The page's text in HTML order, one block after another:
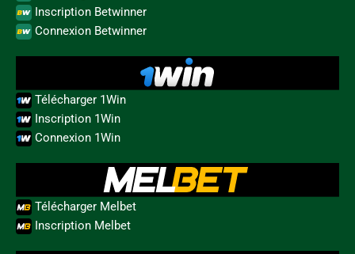
Inscription Betwinner
Connexion Betwinner
Télécharger 1Win
Inscription 1Win
Connexion 1Win
Télécharger Melbet
Inscription Melbet